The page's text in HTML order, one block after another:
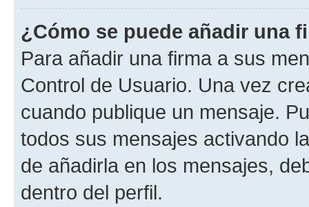
¿Cómo se puede añadir una
Para añadir una firma a sus
Control de Usuario. Una vez
cuando publique un mensaje.
todos sus mensajes activando
de añadirla en los mensajes,
dentro del perfil.